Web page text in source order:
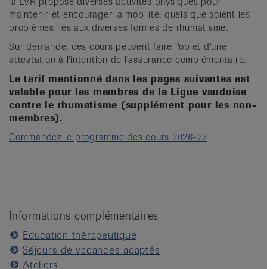
maintenir et encourager la mobilité, quels que soient les
problèmes liés aux diverses formes de rhumatisme.
Sur demande, ces cours peuvent faire l'objet d'une
attestation à l'intention de l'assurance complémentaire.
Le tarif mentionné dans les pages suivantes est
valable pour les membres de la Ligue vaudoise
contre le rhumatisme (supplément pour les non-
membres).
Commandez le programme des cours 2026-27
Informations complémentaires
Education thérapeutique
Séjours de vacances adaptés
Ateliers